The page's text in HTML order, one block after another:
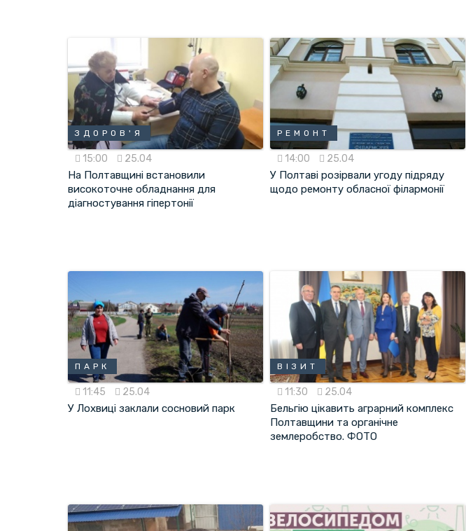
ЗДОРОВ'Я
15:00 25.04
На Полтавщині встановили
високоточне обладнання для
діагностування гіпертонії
РЕМОНТ
14:00 25.04
У Полтаві розірвали угоду підряду
щодо ремонту обласної філармонії
ПАРК
11:45 25.04
У Лохвиці заклали сосновий парк
ВІЗИТ
11:30 25.04
Бельгію цікавить аграрний комплекс
Полтавщини та органічне
землеробство. ФОТО